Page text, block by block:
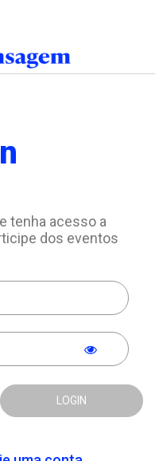
tenha acesso a
dos eventos
LOGIN